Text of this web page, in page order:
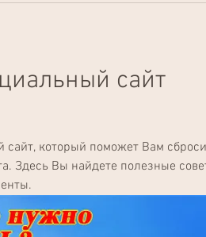
сайт
сайт, который поможет Вам
Здесь Вы найдете полезные